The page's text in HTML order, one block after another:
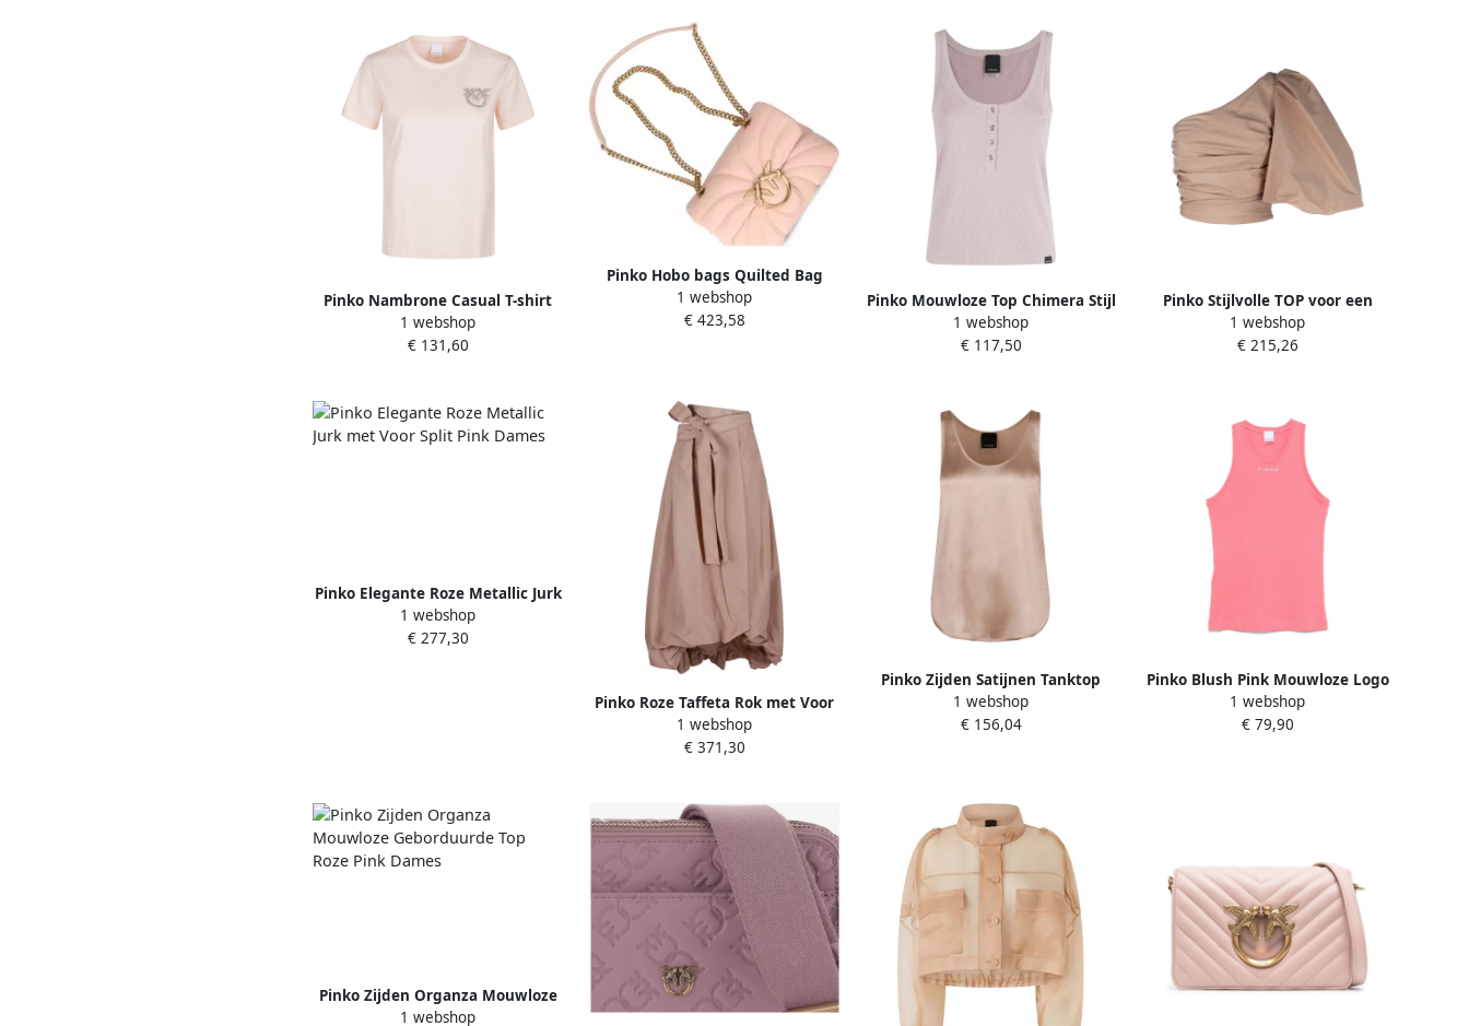
Pinko Nambrone Casual T-shirt
Pink Dames
1 webshop
€ 131,60
Pinko Hobo bags Quilted Bag
With Circular Clasp And Chain
Strap in roze
1 webshop
€ 423,58
Pinko Mouwloze Top Chimera Stijl
Pink Dames
1 webshop
€ 117,50
Pinko Stijlvolle TOP voor een
trendy look Pink Dames
1 webshop
€ 215,26
Pinko Elegante Roze Metallic Jurk
met Voor Split Pink Dames
1 webshop
€ 277,30
Pinko Roze Taffeta Rok met Voor
Split Pink Dames
1 webshop
€ 371,30
Pinko Zijden Satijnen Tanktop
met Ronde Zoom Pink Dames
1 webshop
€ 156,04
Pinko Blush Pink Mouwloze Logo
Top Pink Dames
1 webshop
€ 79,90
Pinko Zijden Organza Mouwloze
Geborduurde Top Roze Pink
1 webshop